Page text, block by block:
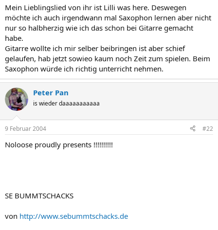
Mein Lieblingslied von ihr ist Lilli was here. Deswegen
möchte ich auch irgendwann mal Saxophon lernen aber nicht
nur so halbherzig wie ich das schon bei Gitarre gemacht
habe.
Gitarre wollte ich mir selber beibringen ist aber schief
gelaufen, hab jetzt sowieo kaum noch Zeit zum spielen. Beim
Saxophon würde ich richtig unterricht nehmen.
Peter Pan
is wieder daaaaaaaaaaa
9 Februar 2004 #22
Noloose proudly presents !!!!!!!!!!
SE BUMMTSCHACKS
von http://www.sebummtschacks.de